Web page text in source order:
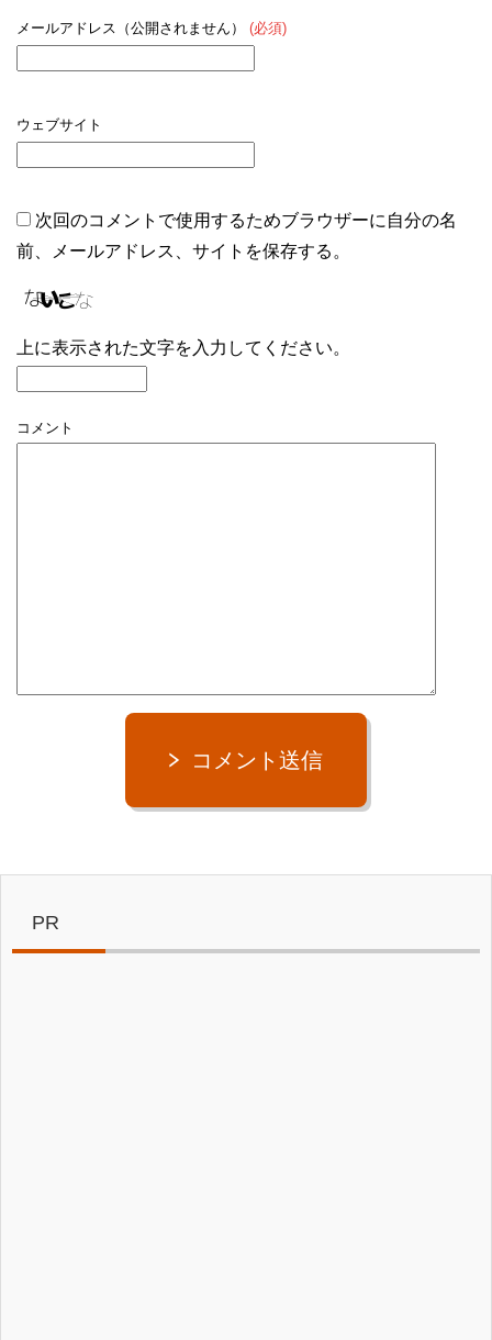
メールアドレス（公開されません） (必須)
ウェブサイト
次回のコメントで使用するためブラウザーに自分の名
前、メールアドレス、サイトを保存する。
上に表示された文字を入力してください。
コメント
コメント送信
PR